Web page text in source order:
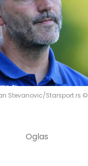
Stevanovic/Starsport.rs ©